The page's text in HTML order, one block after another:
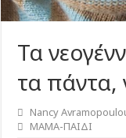
Τα
τα πάντα,
Nancy
ΜΑΜΑ-ΠΑΙΔΙ